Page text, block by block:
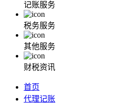
记账服务
税务服务
其他服务
财税资讯
首页
代理记账